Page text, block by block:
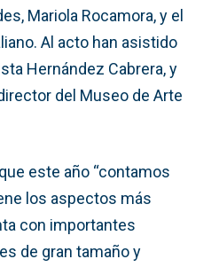
Mariola Rocamora, y el
Al acto han asistido
Hernández Cabrera, y
del Museo de Arte
este año “contamos
los aspectos más
con importantes
de gran tamaño y